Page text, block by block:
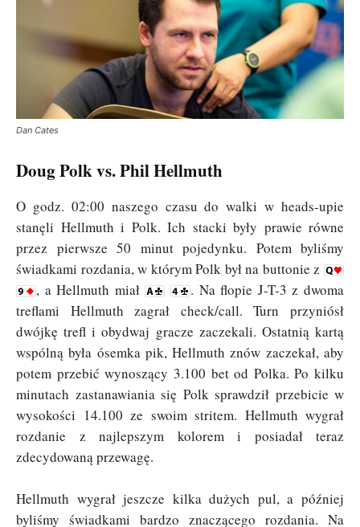
Dan Cates
Doug Polk vs. Phil Hellmuth
O godz. 02:00 naszego czasu do walki w heads-upie
stanęli Hellmuth i Polk. Ich stacki były prawie równe
przez pierwsze 50 minut pojedynku. Potem byliśmy
świadkami rozdania, w którym Polk był na buttonie z
, a Hellmuth miał
. Na flopie J-T-3 z dwoma
treflami Hellmuth zagrał check/call. Turn przyniósł
dwójkę trefl i obydwaj gracze zaczekali. Ostatnią kartą
wspólną była ósemka pik, Hellmuth znów zaczekał, aby
potem przebić wynoszący 3.100 bet od Polka. Po kilku
minutach zastanawiania się Polk sprawdził przebicie w
wysokości 14.100 ze swoim stritem. Hellmuth wygrał
rozdanie z najlepszym kolorem i posiadał teraz
zdecydowaną przewagę.
Hellmuth wygrał jeszcze kilka dużych pul, a później
byliśmy świadkami bardzo znaczącego rozdania. Na